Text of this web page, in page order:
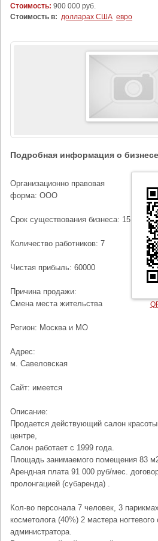
Стоимость: 900 000 руб.
Стоимость в: долларах США евро
Подробная информация о бизнесе
Организационно правовая
форма: ООО
Срок существования бизнеса: 15
Количество работников: 7
Чистая прибыль: 60000
Причина продажи:
Смена места жительства
Регион: Москва и МО
Адрес:
м. Савеловская
Сайт: имеется
Описание:
Продается действующий салон
центре,
Салон работает с 1999 года.
Площадь занимаемого помещения 83
Арендная плата 91 000 руб/мес.
пролонгацией (субаренда) .
Кол-во персонала 7 человек, 3
косметолога (40%) 2 мастера
администратора.